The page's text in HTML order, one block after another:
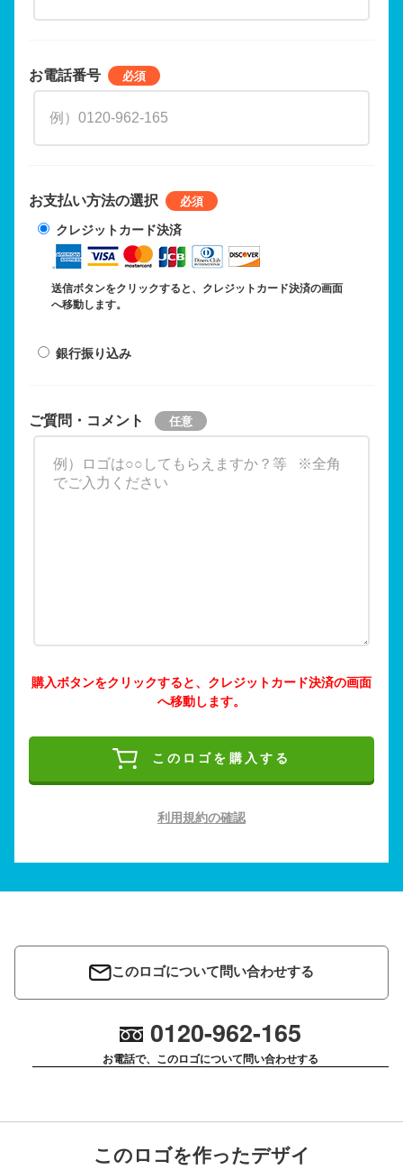
お電話番号
お支払い方法の選択
クレジットカード決済
送信ボタンをクリックすると、クレジットカード決済の画面
へ移動します。
銀行振り込み
ご質問・コメント
購入ボタンをクリックすると、クレジットカード決済の画面
へ移動します。
このロゴを購入する
利用規約の確認
このロゴについて問い合わせする
0120-962-165
お電話で、このロゴについて問い合わせする
このロゴを作ったデザイ